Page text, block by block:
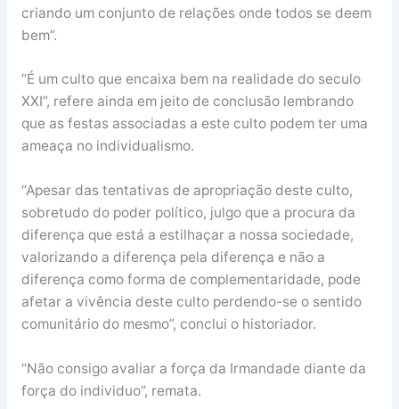
criando um conjunto de relações onde todos se deem
bem”.
“É um culto que encaixa bem na realidade do seculo
XXI”, refere ainda em jeito de conclusão lembrando
que as festas associadas a este culto podem ter uma
ameaça no individualismo.
“Apesar das tentativas de apropriação deste culto,
sobretudo do poder político, julgo que a procura da
diferença que está a estilhaçar a nossa sociedade,
valorizando a diferença pela diferença e não a
diferença como forma de complementaridade, pode
afetar a vivência deste culto perdendo-se o sentido
comunitário do mesmo”, conclui o historiador.
“Não consigo avaliar a força da Irmandade diante da
força do individuo”, remata.